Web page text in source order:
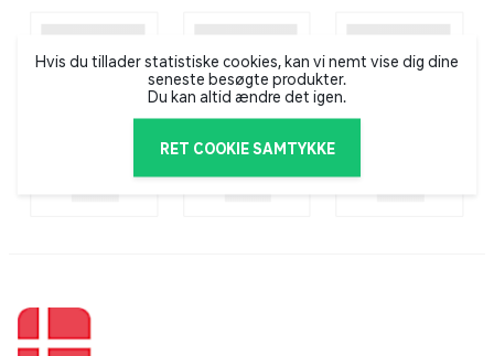
Hvis du tillader statistiske cookies, kan vi nemt vise dig dine
seneste besøgte produkter.
Du kan altid ændre det igen.
RET COOKIE SAMTYKKE